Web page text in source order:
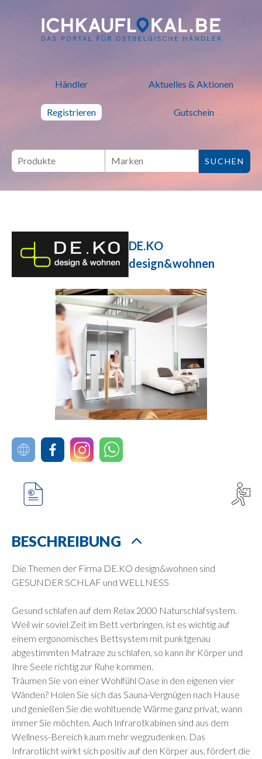
ich kauf lokal - Bei lokalen
Händler Aktuelles & Aktionen
Registrieren Gutschein
DE.KO
design&wohnen
BESCHREIBUNG
Die Themen der Firma DE.KO design&wohnen sind
GESUNDER SCHLAF und WELLNESS
Gesund schlafen auf dem Relax 2000 Naturschlafsystem.
Weil wir soviel Zeit im Bett verbringen, ist es wichtig auf
einem ergonomisches Bettsystem mit punktgenau
abgestimmten Matraze zu schlafen, so kann ihr Körper und
Ihre Seele richtig zur Ruhe kommen.
Träumen Sie von einer Wohlfühl Oase in den eigenen vier
Wänden? Holen Sie sich das Sauna-Vergnügen nach Hause
und genießen Sie die wohltuende Wärme ganz privat, wann
immer Sie möchten. Auch Infrarotkabinen sind aus dem
Wellness-Bereich kaum mehr wegzudenken. Das
Infrarotlicht wirkt sich positiv auf den Körper aus, fördert die